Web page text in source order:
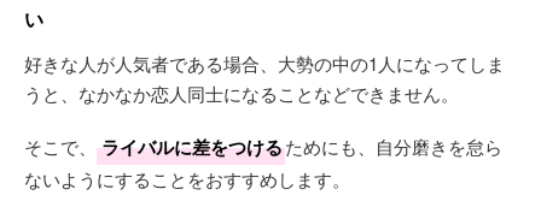
い
好きな人が人気者である場合、大勢の中の1人になってしま
うと、なかなか恋人同士になることなどできません。
そこで、 ライバルに差をつけるためにも、自分磨きを怠ら
ないようにすることをおすすめします。